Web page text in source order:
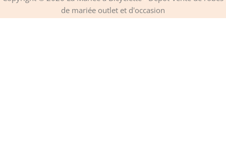
o
k a
m
de mariée outlet et d'occasion